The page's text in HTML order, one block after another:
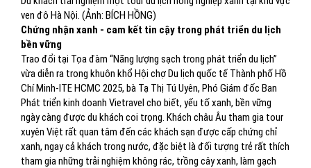
ven đô Hà Nội. (Ảnh: BÍCH HỒNG)
Chứng nhận xanh - cam kết tin cậy trong phát triển du lịch
bền vững
Trao đổi tại Tọa đàm “Năng lượng sạch trong phát triển du lịch”
vừa diễn ra trong khuôn khổ Hội chợ Du lịch quốc tế Thành phố Hồ
Chí Minh-ITE HCMC 2025, bà Tạ Thị Tú Uyên, Phó Giám đốc Ban
Phát triển kinh doanh Vietravel cho biết, yếu tố xanh, bền vững
ngày càng được du khách coi trọng. Khách châu Âu tham gia tour
xuyên Việt rất quan tâm đến các khách sạn được cấp chứng chỉ
xanh, ngay cả khách trong nước, đặc biệt là đối tượng trẻ rất thích
tham gia những trải nghiệm không rác, trồng cây xanh, làm gạch